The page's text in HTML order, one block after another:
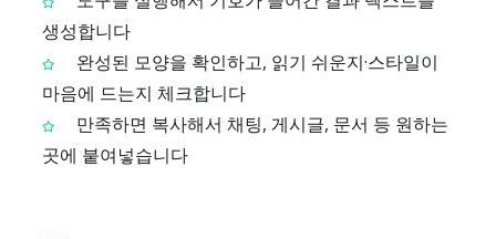
생성합니다
완성된 모양을 확인하고, 읽기 쉬운지·스타일이
마음에 드는지 체크합니다
만족하면 복사해서 채팅, 게시글, 문서 등 원하는
곳에 붙여넣습니다